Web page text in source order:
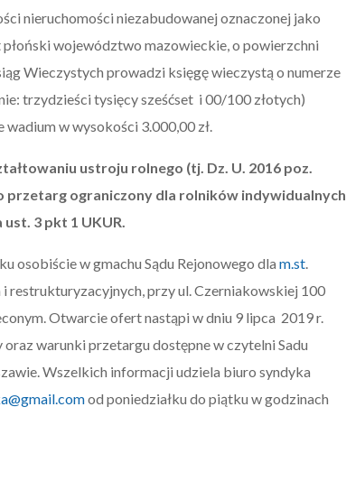
nieruchomości niezabudowanej oznaczonej jako
województwo mazowieckie, o powierzchni
Wieczystych prowadzi księgę wieczystą o numerze
trzydzieści tysięcy sześćset i 00/100 złotych)
w wysokości 3.000,00 zł.
ustroju rolnego (tj. Dz. U. 2016 poz.
przetarg ograniczony dla rolników indywidualnych
3 pkt 1 UKUR.
osobiście w gmachu Sądu Rejonowego dlam.st.
i restrukturyzacyjnych, przy ul. Czerniakowskiej 100
Otwarcie ofert nastąpi w dniu 9 lipca 2019 r.
warunki przetargu dostępne w czytelni Sadu
Wszelkich informacji udziela biuro syndyka
od poniedziałku do piątku w godzinach